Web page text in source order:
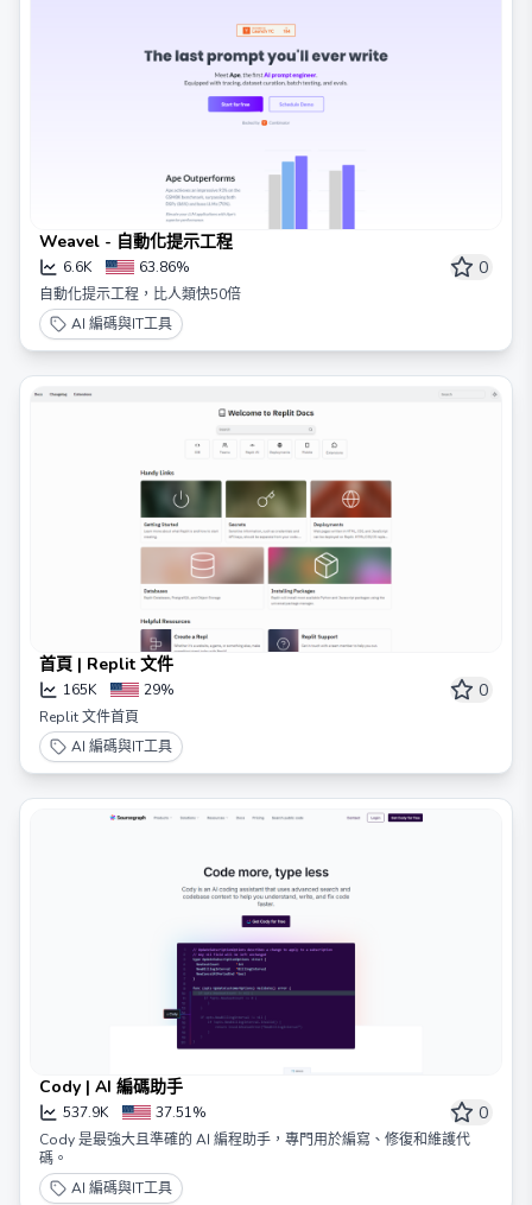
Weavel - 自動化提示工程
6.6K 63.86% 0
自動化提示工程，比人類快50倍
AI 編碼與IT工具
首頁 | Replit 文件
165K 29% 0
Replit 文件首頁
AI 編碼與IT工具
Cody | AI 編碼助手
537.9K 37.51% 0
Cody 是最強大且準確的 AI 編程助手，專門用於編寫、修復和維護代
碼。
AI 編碼與IT工具